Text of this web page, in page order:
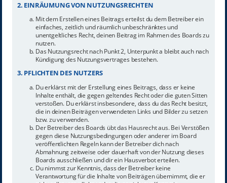
2. EINRÄUMUNG VON NUTZUNGSRECHTEN
Mit dem Erstellen eines Beitrags erteilst du dem Betreiber ein
einfaches, zeitlich und räumlich unbeschränktes und
unentgeltliches Recht, deinen Beitrag im Rahmen des Boards zu
nutzen.
Das Nutzungsrecht nach Punkt 2, Unterpunkt a bleibt auch nach
Kündigung des Nutzungsvertrages bestehen.
3. PFLICHTEN DES NUTZERS
Du erklärst mit der Erstellung eines Beitrags, dass er keine
Inhalte enthält, die gegen geltendes Recht oder die guten Sitten
verstoßen. Du erklärst insbesondere, dass du das Recht besitzt,
die in deinen Beiträgen verwendeten Links und Bilder zu setzen
bzw. zu verwenden.
Der Betreiber des Boards übt das Hausrecht aus. Bei Verstößen
gegen diese Nutzungsbedingungen oder anderer im Board
veröffentlichten Regeln kann der Betreiber dich nach
Abmahnung zeitweise oder dauerhaft von der Nutzung dieses
Boards ausschließen und dir ein Hausverbot erteilen.
Du nimmst zur Kenntnis, dass der Betreiber keine
Verantwortung für die Inhalte von Beiträgen übernimmt, die er